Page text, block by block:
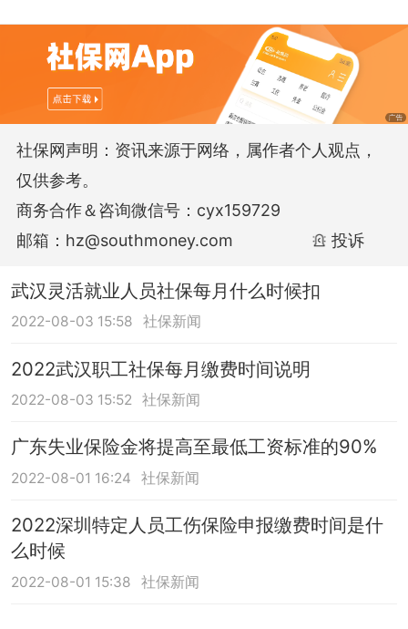
社保网声明：资讯来源于网络，属作者个人观点，
仅供参考。
投诉
商务合作＆咨询微信号：cyx159729
邮箱：hz@southmoney.com
武汉灵活就业人员社保每月什么时候扣
2022-08-03 15:58 社保新闻
2022武汉职工社保每月缴费时间说明
2022-08-03 15:52 社保新闻
广东失业保险金将提高至最低工资标准的90%
2022-08-01 16:24 社保新闻
2022深圳特定人员工伤保险申报缴费时间是什
么时候
2022-08-01 15:38 社保新闻